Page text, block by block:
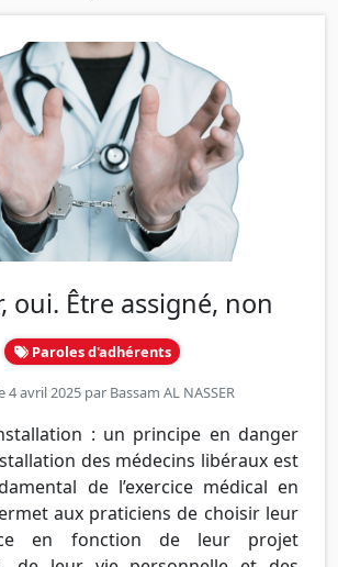
oui. Être assigné, non
Paroles d'adhérents
4 avril 2025 par Bassam AL NASSER
: un principe en danger
des médecins libéraux est
de l’exercice médical en
aux praticiens de choisir leur
en fonction de leur projet